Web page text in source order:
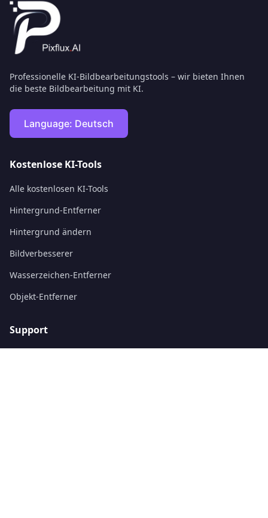
Professionelle KI-Bildbearbeitungstools – wir bieten Ihnen
die beste Bildbearbeitung mit KI.
Language: Deutsch
Kostenlose KI-Tools
Alle kostenlosen KI-Tools
Hintergrund-Entferner
Hintergrund ändern
Bildverbesserer
Wasserzeichen-Entferner
Objekt-Entferner
Support